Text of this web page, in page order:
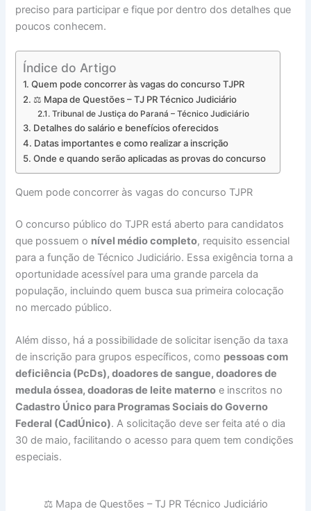
preciso para participar e fique por dentro dos detalhes que
poucos conhecem.
Índice do Artigo
Quem pode concorrer às vagas do concurso TJPR
⚖️ Mapa de Questões – TJ PR Técnico Judiciário
Tribunal de Justiça do Paraná – Técnico Judiciário
Detalhes do salário e benefícios oferecidos
Datas importantes e como realizar a inscrição
Onde e quando serão aplicadas as provas do concurso
Quem pode concorrer às vagas do concurso TJPR
O concurso público do TJPR está aberto para candidatos
que possuem o nível médio completo, requisito essencial
para a função de Técnico Judiciário. Essa exigência torna a
oportunidade acessível para uma grande parcela da
população, incluindo quem busca sua primeira colocação
no mercado público.
Além disso, há a possibilidade de solicitar isenção da taxa
de inscrição para grupos específicos, como pessoas com
deficiência (PcDs), doadores de sangue, doadores de
medula óssea, doadoras de leite materno e inscritos no
Cadastro Único para Programas Sociais do Governo
Federal (CadÚnico). A solicitação deve ser feita até o dia
30 de maio, facilitando o acesso para quem tem condições
especiais.
⚖️ Mapa de Questões – TJ PR Técnico Judiciário